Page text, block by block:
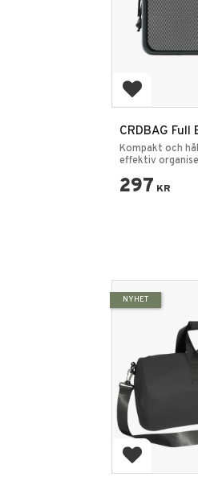
Lägg till i
CRDBAG Full
Kompakt och
effektiv
297 KR
Lägg till i
NYHET